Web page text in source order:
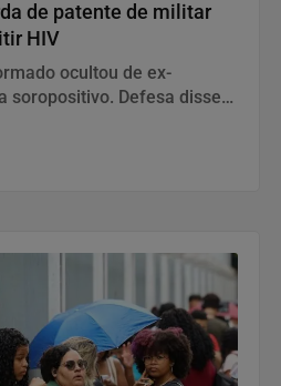
de patente de militar
HIV
ocultou de ex-
soropositivo. Defesa disse
a função no Exército.